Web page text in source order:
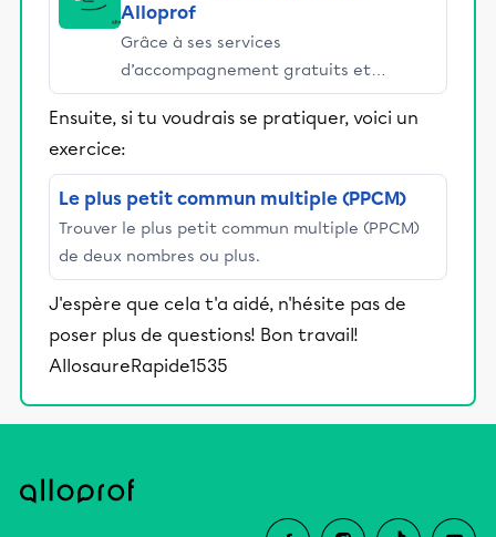
Alloprof
Grâce à ses services
d’accompagnement gratuits et
stimulants, Alloprof engage les élèves
et leurs parents dans la réussite
éducative.
Ensuite, si tu voudrais se pratiquer, voici un
exercice:
Le plus petit commun multiple (PPCM)
Trouver le plus petit commun multiple (PPCM)
de deux nombres ou plus.
J'espère que cela t'a aidé, n'hésite pas de
poser plus de questions! Bon travail!
AllosaureRapide1535